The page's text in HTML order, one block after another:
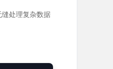
处理复杂数据